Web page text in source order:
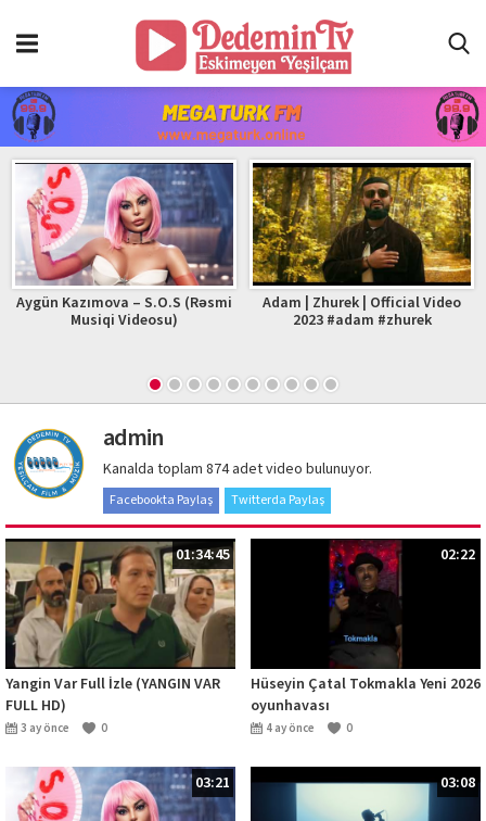
Aygün Kazımova – S.O.S (Rəsmi
Musiqi Videosu)
Adam | Zhurek | Official Video
2023 #adam #zhurek
admin
Kanalda toplam 874 adet video bulunuyor.
Facebookta Paylaş Twitterda Paylaş
01:34:45
Yangin Var Full İzle (YANGIN VAR
FULL HD)
3 ay önce 0
02:22
Hüseyin Çatal Tokmakla Yeni 2026
oyunhavası
4 ay önce 0
03:21 03:08